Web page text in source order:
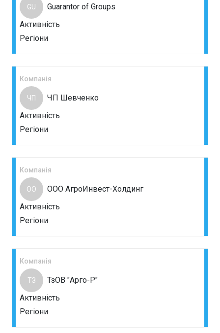
GU
Guarantor of Groups
Активність
Регіони
Компанія
ЧП
ЧП Шевченко
Активність
Регіони
Компанія
ОО
ООО АгроИнвест-Холдинг
Активність
Регіони
Компанія
ТЗ
ТзОВ "Арго-Р"
Активність
Регіони